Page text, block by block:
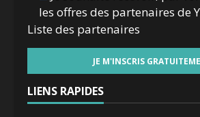
les offres des partenaires de
Liste des partenaires
LIENS RAPIDES